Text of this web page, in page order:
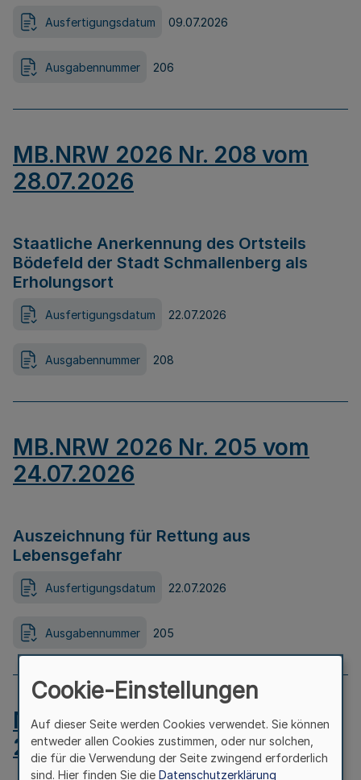
Ausfertigungsdatum 09.07.2026
Ausgabennummer 206
MB.NRW 2026 Nr. 208 vom
28.07.2026
Staatliche Anerkennung des Ortsteils
Bödefeld der Stadt Schmallenberg als
Erholungsort
Ausfertigungsdatum 22.07.2026
Ausgabennummer 208
MB.NRW 2026 Nr. 205 vom
24.07.2026
Auszeichnung für Rettung aus
Lebensgefahr
Ausfertigungsdatum 22.07.2026
Ausgabennummer 205
MB.NRW 2026 Nr. 204 vom
24.07.2026
Cookie-Einstellungen
Auf dieser Seite werden Cookies verwendet. Sie können
entweder allen Cookies zustimmen, oder nur solchen,
die für die Verwendung der Seite zwingend erforderlich
sind. Hier finden Sie die Datenschutzerklärung